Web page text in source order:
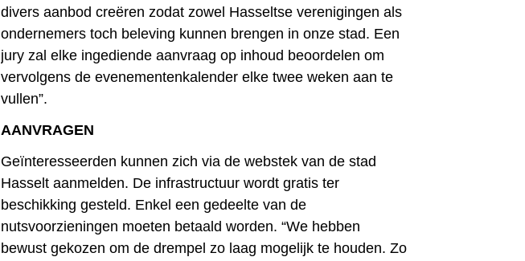
divers aanbod creëren zodat zowel Hasseltse verenigingen als
ondernemers toch beleving kunnen brengen in onze stad. Een
jury zal elke ingediende aanvraag op inhoud beoordelen om
vervolgens de evenementenkalender elke twee weken aan te
vullen”.
AANVRAGEN
Geïnteresseerden kunnen zich via de webstek van de stad
Hasselt aanmelden. De infrastructuur wordt gratis ter
beschikking gesteld. Enkel een gedeelte van de
nutsvoorzieningen moeten betaald worden. “We hebben
bewust gekozen om de drempel zo laag mogelijk te houden. Zo